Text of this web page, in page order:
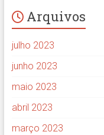
Arquivos
julho 2023
junho 2023
maio 2023
abril 2023
março 2023